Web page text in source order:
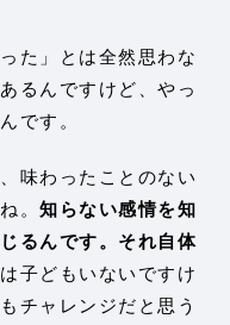
た」とは全然思わな
るんですけど、やっ
です。
味わったことのない
。 知らない感情を知
るんです。それ自体
子どもいないですけ
チャレンジだと思う